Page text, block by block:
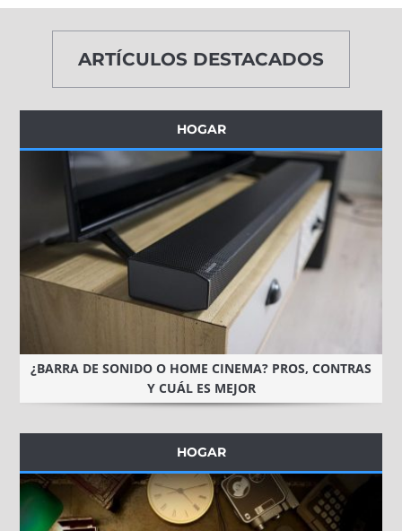
ARTÍCULOS DESTACADOS
HOGAR
¿BARRA DE SONIDO O HOME CINEMA? PROS, CONTRAS
Y CUÁL ES MEJOR
HOGAR